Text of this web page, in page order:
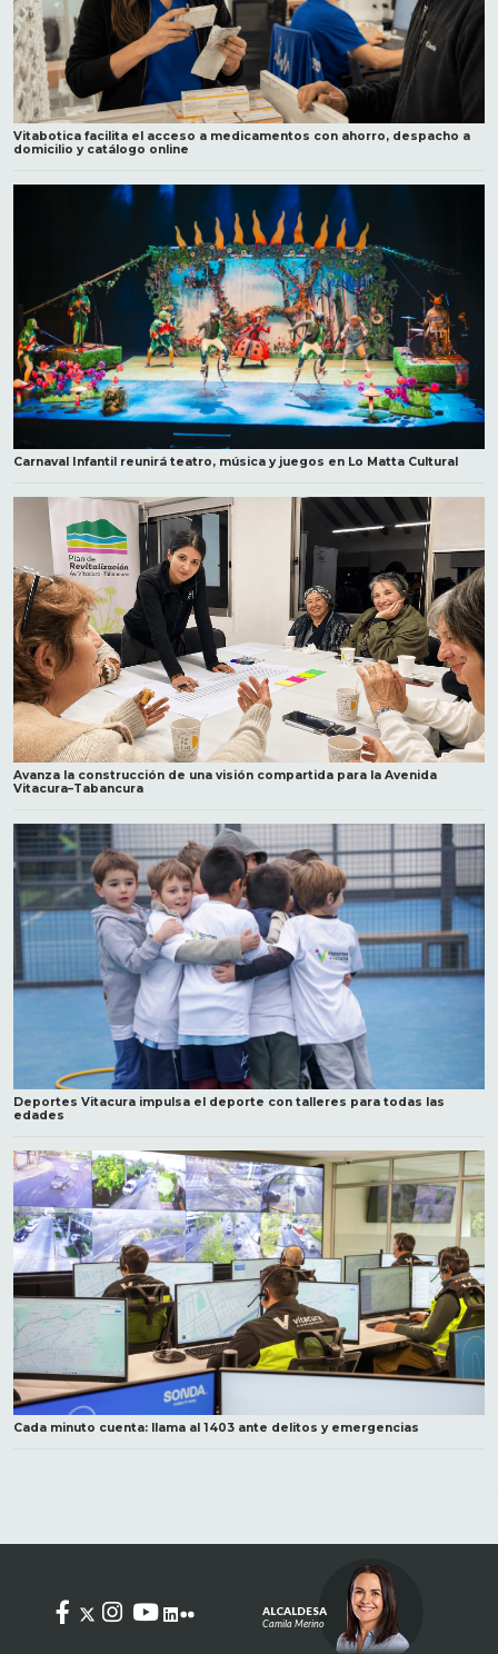
Vitabotica facilita el acceso a medicamentos con ahorro, despacho a
domicilio y catálogo online
Carnaval Infantil reunirá teatro, música y juegos en Lo Matta Cultural
Avanza la construcción de una visión compartida para la Avenida
Vitacura–Tabancura
Deportes Vitacura impulsa el deporte con talleres para todas las
edades
Cada minuto cuenta: llama al 1403 ante delitos y emergencias
ALCALDESA
Camila Merino